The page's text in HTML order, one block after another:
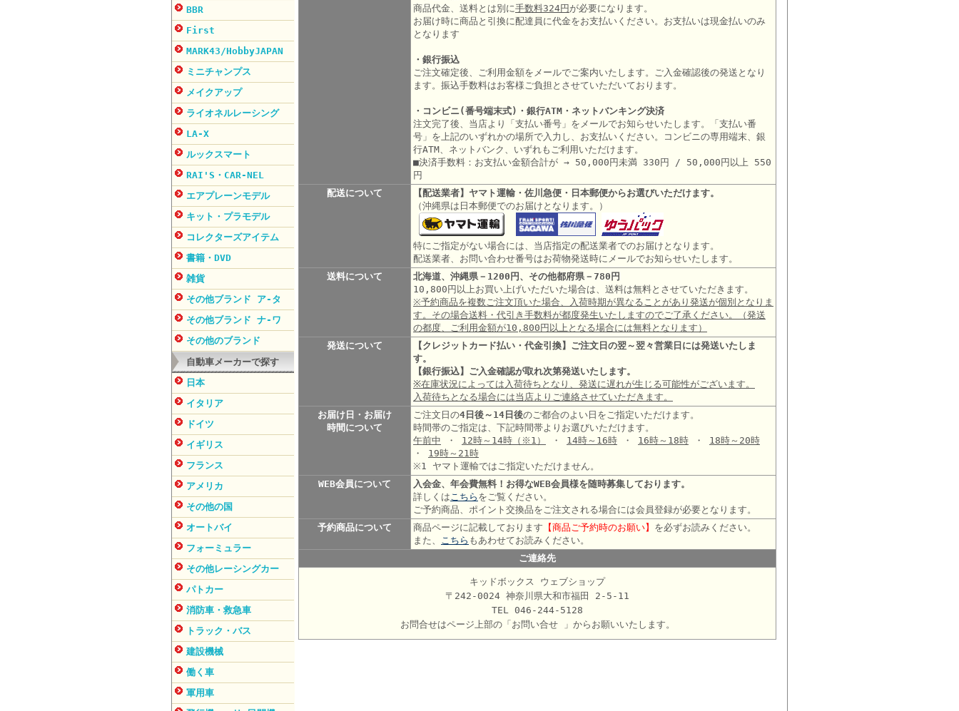
BBR
First
MARK43/HobbyJAPAN
ミニチャンプス
メイクアップ
ライオネルレーシング
LA-X
ルックスマート
RAI'S・CAR-NEL
エアプレーンモデル
キット・プラモデル
コレクターズアイテム
書籍・DVD
雑貨
その他ブランド ア-タ
その他ブランド ナ-ワ
その他のブランド
自動車メーカーで探す
日本
イタリア
ドイツ
イギリス
フランス
アメリカ
その他の国
オートバイ
フォーミュラー
その他レーシングカー
パトカー
消防車・救急車
トラック・バス
建設機械
働く車
軍用車
商品代金、送料とは別に手数料324円 が必要になります。
お届け時に商品と引換に配達員に代金をお支払いください。お支払いは現金払いのみ
となります
・銀行振込
ご注文確定後、ご利用金額をメールでご案内いたします。ご入金確認後の発送となり
ます。振込手数料はお客様ご負担とさせていただいております。
・コンビニ(番号端末式)・銀行ATM・ネットバンキング決済
注文完了後、当店より「支払い番号」をメールでお知らせいたします。「支払い番
号」を上記のいずれかの場所で入力し、お支払いください。コンビニの専用端末、銀
行ATM、ネットバンク、いずれもご利用いただけます。
■決済手数料：お支払い金額合計が → 50,000円未満 330円 / 50,000円以上 550
円
配送について
【配送業者】ヤマト運輸・佐川急便・日本郵便からお選びいただけます。
（沖縄県は日本郵便でのお届けとなります。）
特にご指定がない場合には、当店指定の配送業者でのお届けとなります。
配送業者、お問い合わせ番号はお荷物発送時にメールでお知らせいたします。
送料について
北海道、沖縄県－1200円、その他都府県－780円
10,800円以上お買い上げいただいた場合は、送料は無料とさせていただきます。
※予約商品を複数ご注文頂いた場合、入荷時期が異なることがあり発送が個別となりま
す。その場合送料・代引き手数料が都度発生いたしますのでご了承ください。（発送
の都度、ご利用金額が10,800円以上となる場合には無料となります）
発送について
【クレジットカード払い・代金引換】ご注文日の翌～翌々営業日には発送いたしま
す。
【銀行振込】ご入金確認が取れ次第発送いたします。
※在庫状況によっては入荷待ちとなり、発送に遅れが生じる可能性がございます。
入荷待ちとなる場合には当店よりご連絡させていただきます。
お届け日・お届け
時間について
ご注文日の4日後～14日後のご都合のよい日をご指定いただけます。
時間帯のご指定は、下記時間帯よりお選びいただけます。
午前中 ・ 12時～14時 （※1） ・ 14時～16時 ・ 16時～18時 ・ 18時～20時
・ 19時～21時
※1 ヤマト運輸ではご指定いただけません。
WEB会員について
入会金、年会費無料！お得なWEB会員様を随時募集しております。
詳しくはこちら をご覧ください。
ご予約商品、ポイント交換品をご注文される場合には会員登録が必要となります。
予約商品について
商品ページに記載しております 【商品ご予約時のお願い】 を必ずお読みください。
また、 こちら もあわせてお読みください。
ご連絡先
キッドボックス ウェブショップ
〒242-0024 神奈川県大和市福田 2-5-11
TEL 046-244-5128
お問合せはページ上部の「お問い合せ 」からお願いいたします。